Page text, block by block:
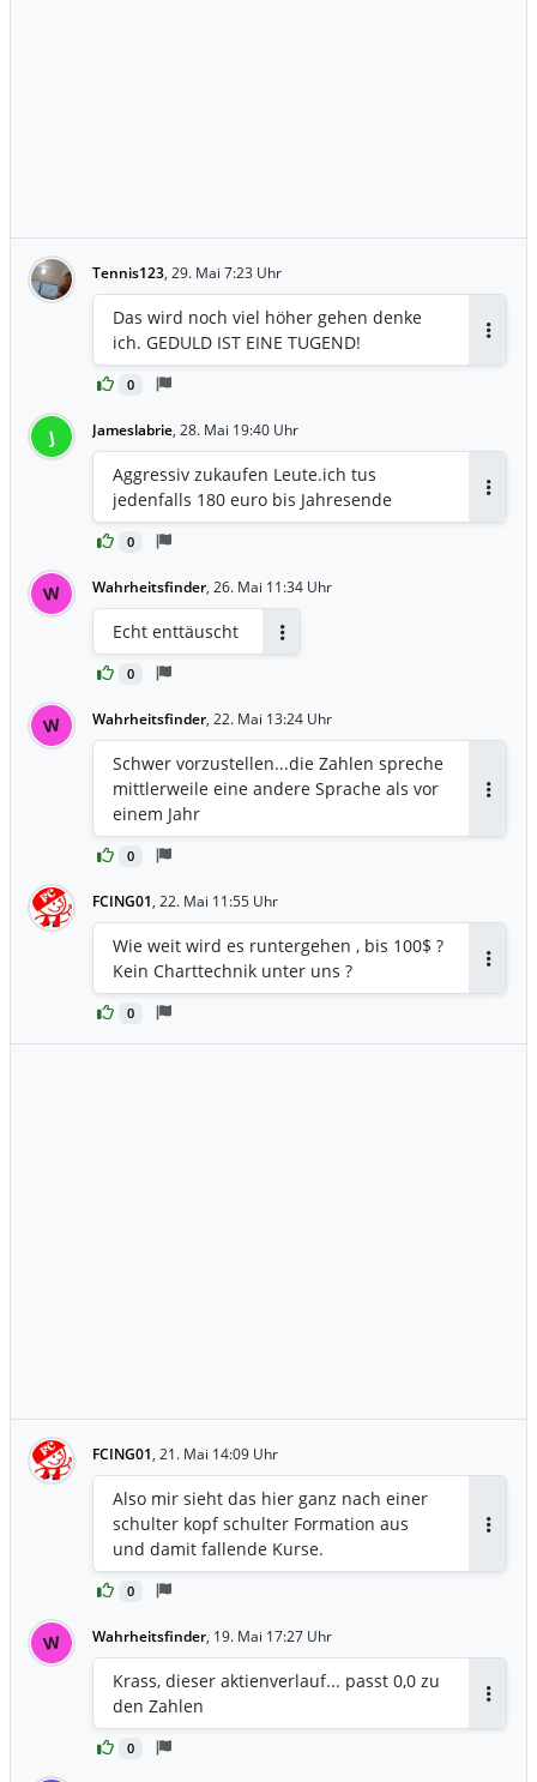
Tennis123, 29. Mai 7:23 Uhr
0
Das wird noch viel höher gehen denke
ich. GEDULD IST EINE TUGEND!
J Jameslabrie, 28. Mai 19:40 Uhr
0
Aggressiv zukaufen Leute.ich tus
jedenfalls 180 euro bis Jahresende
W Wahrheitsfinder, 26. Mai 11:34 Uhr
0
Echt enttäuscht
W Wahrheitsfinder, 22. Mai 13:24 Uhr
0
Schwer vorzustellen...die Zahlen spreche
mittlerweile eine andere Sprache als vor
einem Jahr
FCING01, 22. Mai 11:55 Uhr
0
Wie weit wird es runtergehen , bis 100$ ?
Kein Charttechnik unter uns ?
FCING01, 21. Mai 14:09 Uhr
0
Also mir sieht das hier ganz nach einer
schulter kopf schulter Formation aus
und damit fallende Kurse.
W Wahrheitsfinder, 19. Mai 17:27 Uhr
0
Krass, dieser aktienverlauf... passt 0,0 zu
den Zahlen